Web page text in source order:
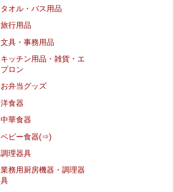
タオル・バス用品
旅行用品
文具・事務用品
キッチン用品・雑貨・エ
プロン
お弁当グッズ
洋食器
中華食器
ベビー食器(⇒)
調理器具
業務用厨房機器・調理器
具